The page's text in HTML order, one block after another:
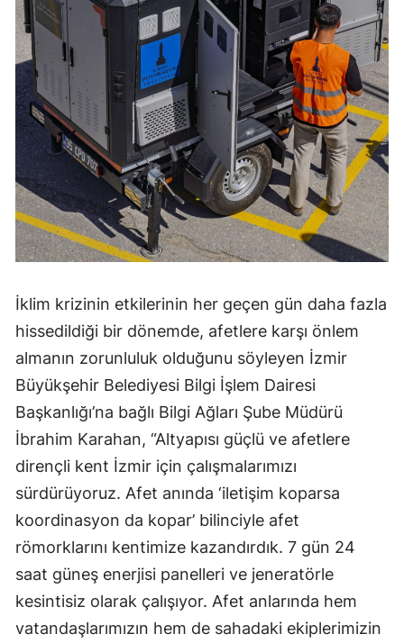
İklim krizinin etkilerinin her geçen gün daha fazla
hissedildiği bir dönemde, afetlere karşı önlem
almanın zorunluluk olduğunu söyleyen İzmir
Büyükşehir Belediyesi Bilgi İşlem Dairesi
Başkanlığı’na bağlı Bilgi Ağları Şube Müdürü
İbrahim Karahan, “Altyapısı güçlü ve afetlere
dirençli kent İzmir için çalışmalarımızı
sürdürüyoruz. Afet anında ‘iletişim koparsa
koordinasyon da kopar’ bilinciyle afet
römorklarını kentimize kazandırdık. 7 gün 24
saat güneş enerjisi panelleri ve jeneratörle
kesintisiz olarak çalışıyor. Afet anlarında hem
vatandaşlarımızın hem de sahadaki ekiplerimizin